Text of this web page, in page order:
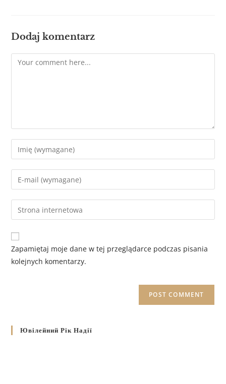
Dodaj komentarz
Zapamiętaj moje dane w tej przeglądarce podczas pisania
kolejnych komentarzy.
Ювілейний Рік Надії